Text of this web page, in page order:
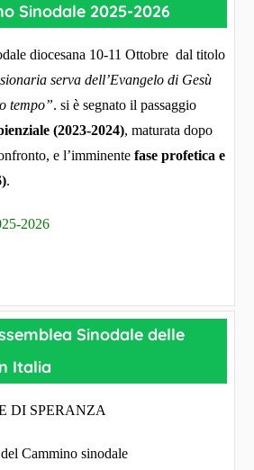
Sinodale 2025-2026
diocesana 10-11 Ottobre dal titolo
serva dell’Evangelo di Gesù
tempo”. si è segnato il passaggio
(2023-2024), maturata dopo
e l’imminente fase profetica e
.
2026
Sinodale delle
Italia
DI SPERANZA
Cammino sinodale